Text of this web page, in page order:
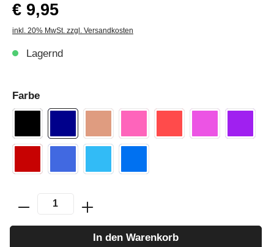
€ 9,95
inkl. 20% MwSt. zzgl. Versandkosten
Lagernd
Farbe
In den Warenkorb